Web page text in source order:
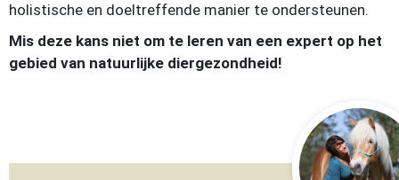
holistische en doeltreffende manier te ondersteunen.
Mis deze kans niet om te leren van een expert op het
gebied van natuurlijke diergezondheid!